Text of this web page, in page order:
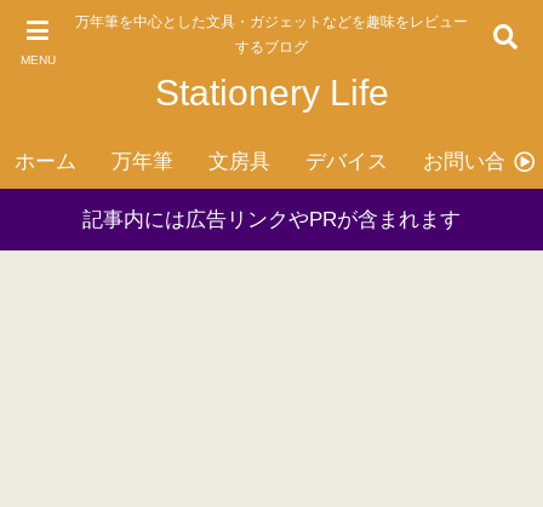
MENU
万年筆を中心とした文具・ガジェットなどを趣味をレビュー
するブログ
Stationery Life
ホーム 万年筆 文房具 デバイス お問い合わ
記事内には広告リンクやPRが含まれます